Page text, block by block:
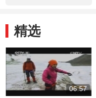
精选
06:57